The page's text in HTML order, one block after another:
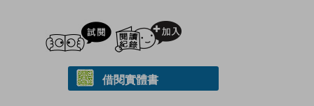
試閲
借閱實體書